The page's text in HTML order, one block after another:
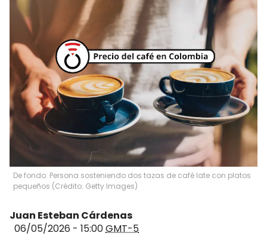
De fondo: Persona sosteniendo dos tazas de café late con platos
pequeños (Crédito: Getty Images)
Juan Esteban Cárdenas
06/05/2026 - 15:00GMT-5